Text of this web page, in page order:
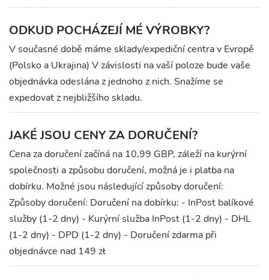
ODKUD POCHÁZEJÍ MÉ VÝROBKY?
V současné době máme sklady/expediční centra v Evropě
(Polsko a Ukrajina) V závislosti na vaší poloze bude vaše
objednávka odeslána z jednoho z nich. Snažíme se
expedovat z nejbližšího skladu.
JAKÉ JSOU CENY ZA DORUČENÍ?
Cena za doručení začíná na 10,99 GBP, záleží na kurýrní
společnosti a způsobu doručení, možná je i platba na
dobírku. Možné jsou následující způsoby doručení:
Způsoby doručení: Doručení na dobírku: - InPost balíkové
služby (1-2 dny) - Kurýrní služba InPost (1-2 dny) - DHL
(1-2 dny) - DPD (1-2 dny) - Doručení zdarma při
objednávce nad 149 zł